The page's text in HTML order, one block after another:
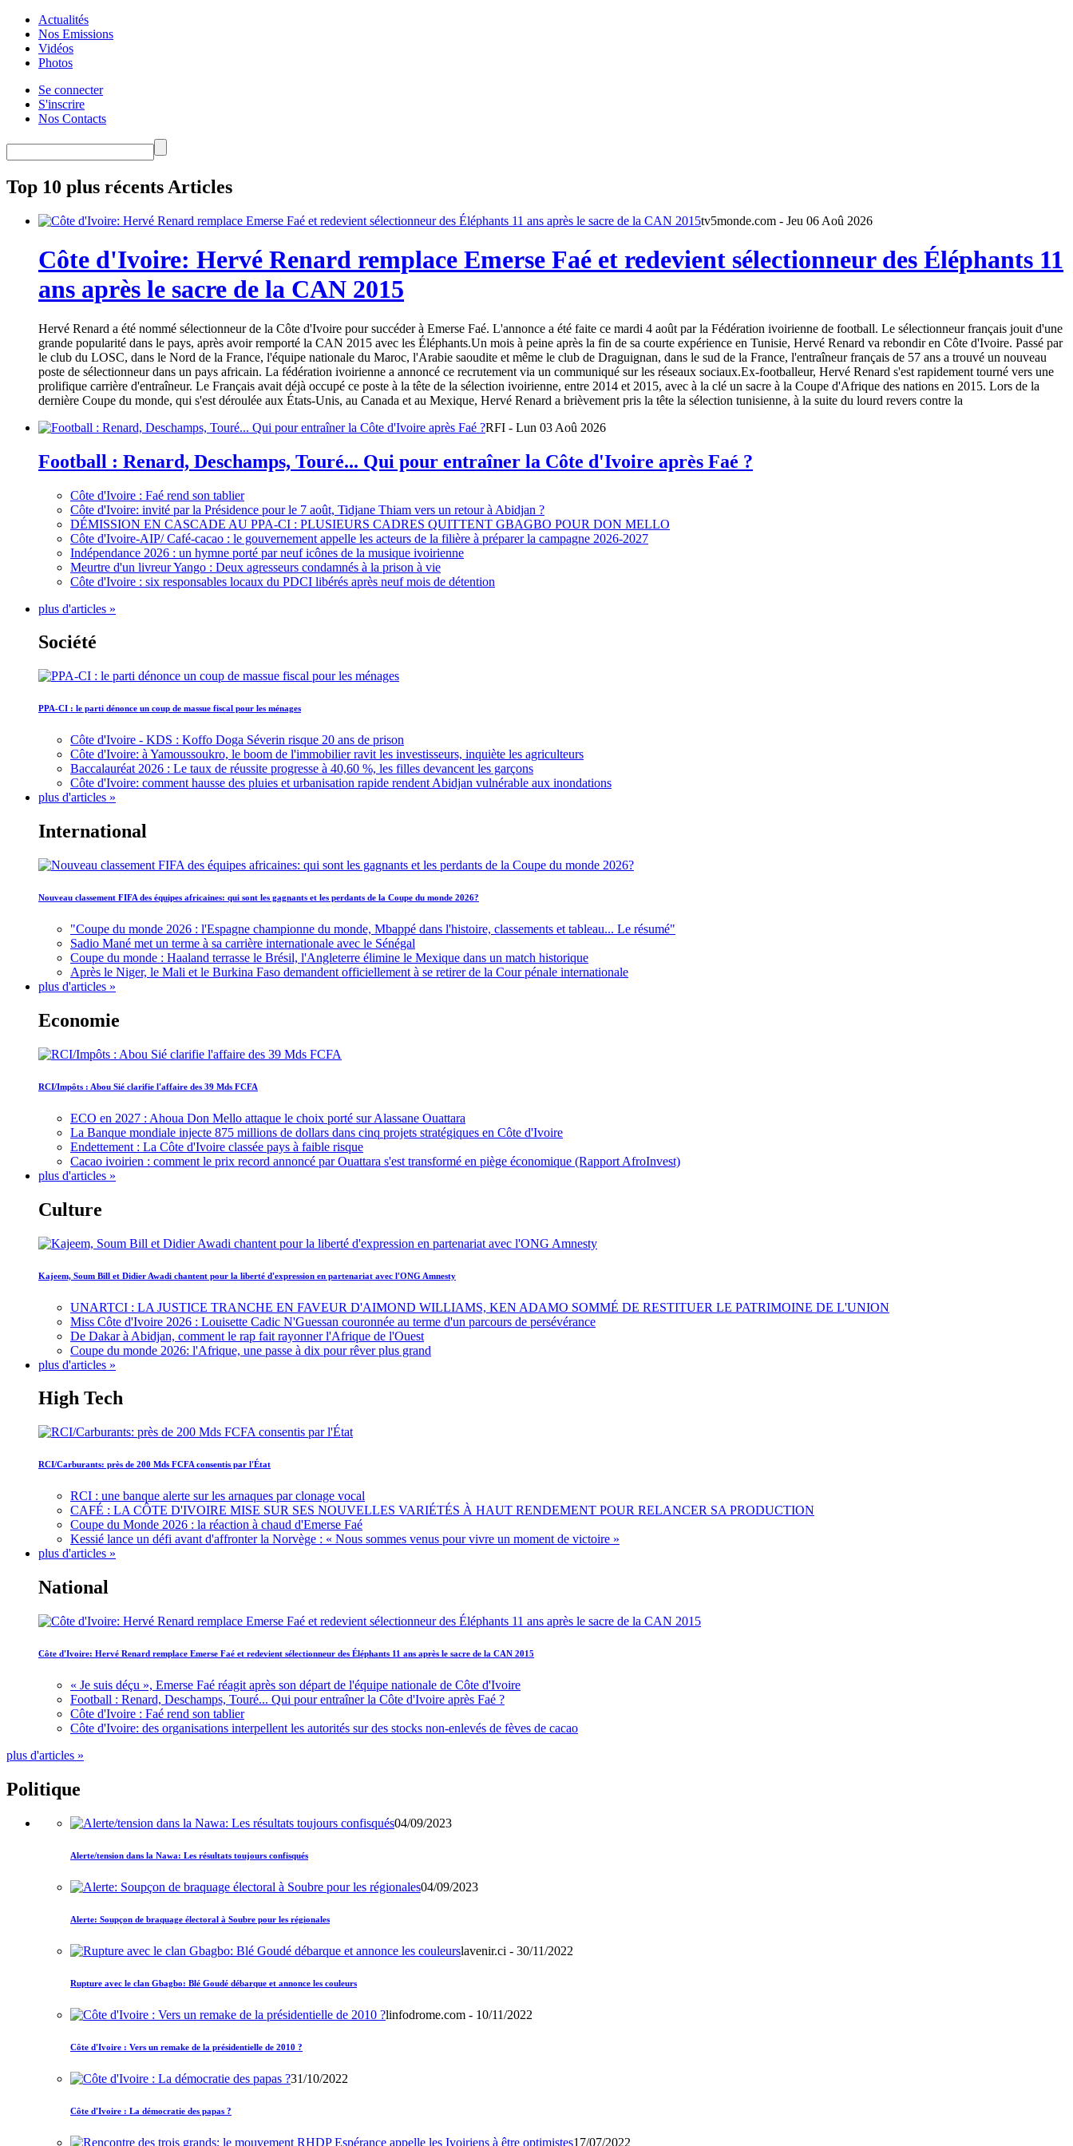
Actualités
Nos Emissions
Vidéos
Photos
Se connecter
S'inscrire
Nos Contacts
Top 10 plus récents Articles
tv5monde.com - Jeu 06 Aoû 2026
Côte d'Ivoire: Hervé Renard remplace Emerse Faé et redevient sélectionneur des Éléphants 11
ans après le sacre de la CAN 2015
Hervé Renard a été nommé sélectionneur de la Côte d'Ivoire pour succéder à Emerse Faé. L'annonce a été faite ce mardi 4 août par la Fédération ivoirienne de football. Le sélectionneur français jouit d'une
grande popularité dans le pays, après avoir remporté la CAN 2015 avec les Éléphants.Un mois à peine après la fin de sa courte expérience en Tunisie, Hervé Renard va rebondir en Côte d'Ivoire. Passé par
le club du LOSC, dans le Nord de la France, l'équipe nationale du Maroc, l'Arabie saoudite et même le club de Draguignan, dans le sud de la France, l'entraîneur français de 57 ans a trouvé un nouveau
poste de sélectionneur dans un pays africain. La fédération ivoirienne a annoncé ce recrutement via un communiqué sur les réseaux sociaux.Ex-footballeur, Hervé Renard s'est rapidement tourné vers une
prolifique carrière d'entraîneur. Le Français avait déjà occupé ce poste à la tête de la sélection ivoirienne, entre 2014 et 2015, avec à la clé un sacre à la Coupe d'Afrique des nations en 2015. Lors de la
dernière Coupe du monde, qui s'est déroulée aux États-Unis, au Canada et au Mexique, Hervé Renard a brièvement pris la tête la sélection tunisienne, à la suite du lourd revers contre la
RFI - Lun 03 Aoû 2026
Football : Renard, Deschamps, Touré... Qui pour entraîner la Côte d'Ivoire après Faé ?
Côte d'Ivoire : Faé rend son tablier
Côte d'Ivoire: invité par la Présidence pour le 7 août, Tidjane Thiam vers un retour à Abidjan ?
DÉMISSION EN CASCADE AU PPA-CI : PLUSIEURS CADRES QUITTENT GBAGBO POUR DON MELLO
Côte d'Ivoire-AIP/ Café-cacao : le gouvernement appelle les acteurs de la filière à préparer la campagne 2026-2027
Indépendance 2026 : un hymne porté par neuf icônes de la musique ivoirienne
Meurtre d'un livreur Yango : Deux agresseurs condamnés à la prison à vie
Côte d'Ivoire : six responsables locaux du PDCI libérés après neuf mois de détention
plus d'articles »
Société
PPA-CI : le parti dénonce un coup de massue fiscal pour les ménages
Côte d'Ivoire - KDS : Koffo Doga Séverin risque 20 ans de prison
Côte d'Ivoire: à Yamoussoukro, le boom de l'immobilier ravit les investisseurs, inquiète les agriculteurs
Baccalauréat 2026 : Le taux de réussite progresse à 40,60 %, les filles devancent les garçons
Côte d'Ivoire: comment hausse des pluies et urbanisation rapide rendent Abidjan vulnérable aux inondations
plus d'articles »
International
Nouveau classement FIFA des équipes africaines: qui sont les gagnants et les perdants de la Coupe du monde 2026?
"Coupe du monde 2026 : l'Espagne championne du monde, Mbappé dans l'histoire, classements et tableau... Le résumé"
Sadio Mané met un terme à sa carrière internationale avec le Sénégal
Coupe du monde : Haaland terrasse le Brésil, l'Angleterre élimine le Mexique dans un match historique
Après le Niger, le Mali et le Burkina Faso demandent officiellement à se retirer de la Cour pénale internationale
plus d'articles »
Economie
RCI/Impôts : Abou Sié clarifie l'affaire des 39 Mds FCFA
ECO en 2027 : Ahoua Don Mello attaque le choix porté sur Alassane Ouattara
La Banque mondiale injecte 875 millions de dollars dans cinq projets stratégiques en Côte d'Ivoire
Endettement : La Côte d'Ivoire classée pays à faible risque
Cacao ivoirien : comment le prix record annoncé par Ouattara s'est transformé en piège économique (Rapport AfroInvest)
plus d'articles »
Culture
Kajeem, Soum Bill et Didier Awadi chantent pour la liberté d'expression en partenariat avec l'ONG Amnesty
UNARTCI : LA JUSTICE TRANCHE EN FAVEUR D'AIMOND WILLIAMS, KEN ADAMO SOMMÉ DE RESTITUER LE PATRIMOINE DE L'UNION
Miss Côte d'Ivoire 2026 : Louisette Cadic N'Guessan couronnée au terme d'un parcours de persévérance
De Dakar à Abidjan, comment le rap fait rayonner l'Afrique de l'Ouest
Coupe du monde 2026: l'Afrique, une passe à dix pour rêver plus grand
plus d'articles »
High Tech
RCI/Carburants: près de 200 Mds FCFA consentis par l'État
RCI : une banque alerte sur les arnaques par clonage vocal
CAFÉ : LA CÔTE D'IVOIRE MISE SUR SES NOUVELLES VARIÉTÉS À HAUT RENDEMENT POUR RELANCER SA PRODUCTION
Coupe du Monde 2026 : la réaction à chaud d'Emerse Faé
Kessié lance un défi avant d'affronter la Norvège : « Nous sommes venus pour vivre un moment de victoire »
plus d'articles »
National
Côte d'Ivoire: Hervé Renard remplace Emerse Faé et redevient sélectionneur des Éléphants 11 ans après le sacre de la CAN 2015
« Je suis déçu », Emerse Faé réagit après son départ de l'équipe nationale de Côte d'Ivoire
Football : Renard, Deschamps, Touré... Qui pour entraîner la Côte d'Ivoire après Faé ?
Côte d'Ivoire : Faé rend son tablier
Côte d'Ivoire: des organisations interpellent les autorités sur des stocks non-enlevés de fèves de cacao
plus d'articles »
Politique
04/09/2023
Alerte/tension dans la Nawa: Les résultats toujours confisqués
04/09/2023
Alerte: Soupçon de braquage électoral à Soubre pour les régionales
lavenir.ci - 30/11/2022
Rupture avec le clan Gbagbo: Blé Goudé débarque et annonce les couleurs
linfodrome.com - 10/11/2022
Côte d'Ivoire : Vers un remake de la présidentielle de 2010 ?
31/10/2022
Côte d'Ivoire : La démocratie des papas ?
17/07/2022